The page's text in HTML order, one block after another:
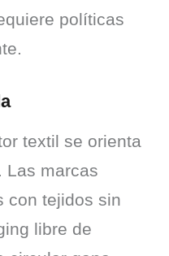
políticas
textil se orienta
Las marcas
con tejidos sin
libre de